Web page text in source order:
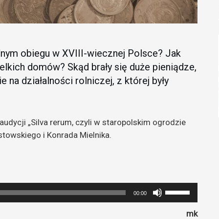
obiegu w XVIII-wiecznej Polsce? Jak
domów? Skąd brały się duże pieniądze,
na działalności rolniczej, z której były
„Silva rerum, czyli w staropolskim ogrodzie
i Konrada Mielnika.
00:00
strzałek
mk